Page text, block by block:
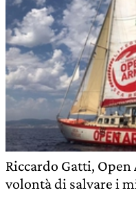
Riccardo Gatti, Open
volontà di salvare i